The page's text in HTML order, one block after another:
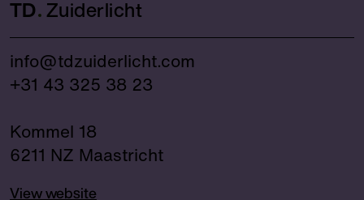
TD Zuiderlicht
info@tdzuiderlicht.com
+31 43 325 38 23
Kommel 18
6211 NZ Maastricht
View website